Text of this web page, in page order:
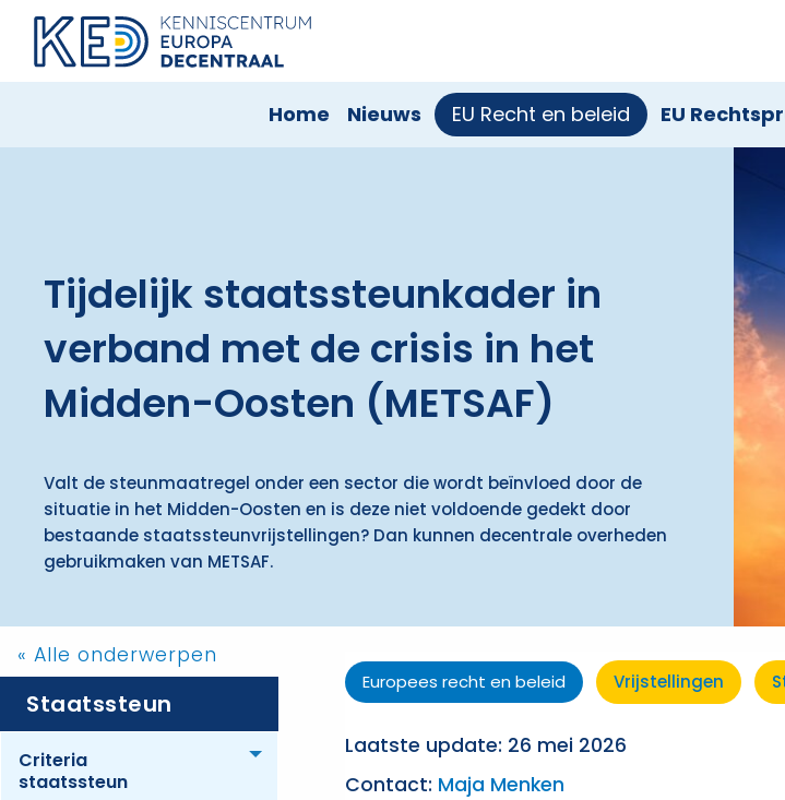
Home Nieuws EU Recht en beleid EU
Tijdelijk staatssteunkader in
verband met de crisis in het
Midden-Oosten (METSAF)
Valt de steunmaatregel onder een sector die wordt beïnvloed door de
situatie in het Midden-Oosten en is deze niet voldoende gedekt door
bestaande staatssteunvrijstellingen? Dan kunnen decentrale overheden
gebruikmaken van METSAF.
« Alle onderwerpen
Staatssteun
Criteria
staatssteun
Toggle menu
Europees recht en beleid Vrijstellingen
Laatste update: 26 mei 2026
Contact: Maja Menken